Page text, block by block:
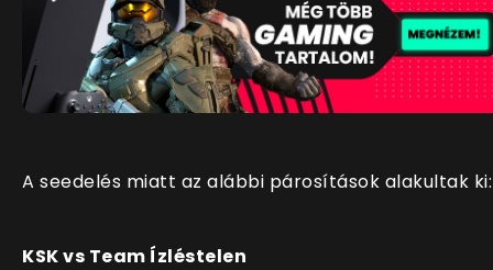
A seedelés miatt az alábbi párosítások alakultak ki:
KSK vs Team Ízléstelen